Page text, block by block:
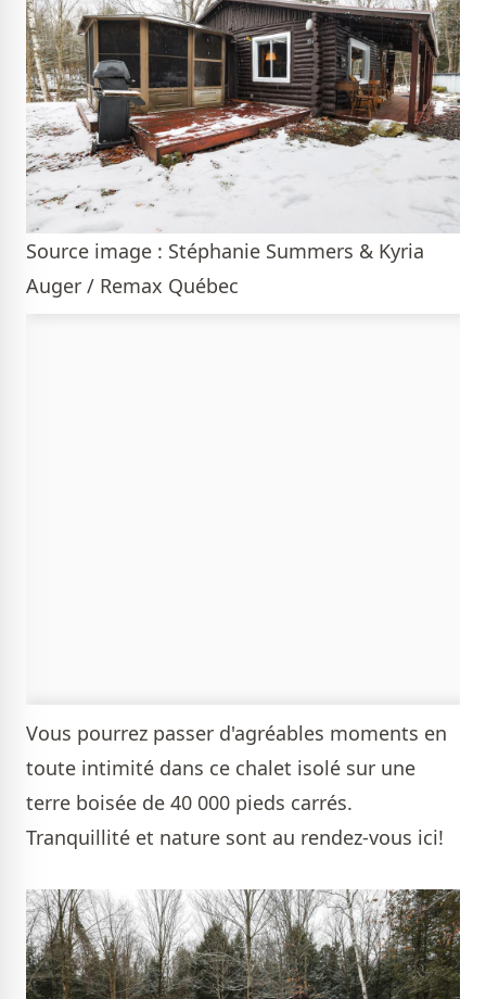
Source image : Stéphanie Summers & Kyria
Auger / Remax Québec
Vous pourrez passer d'agréables moments en
toute intimité dans ce chalet isolé sur une
terre boisée de 40 000 pieds carrés.
Tranquillité et nature sont au rendez-vous ici!